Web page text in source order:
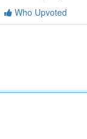
Who Upvoted